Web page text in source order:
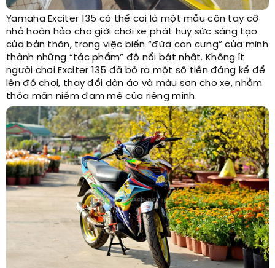
Yamaha Exciter 135 có thể coi là một mẫu côn tay cỡ
nhỏ hoàn hảo cho giới chơi xe phát huy sức sáng tạo
của bản thân, trong việc biến “đứa con cưng” của mình
thành những “tác phẩm” độ nổi bật nhất. Không ít
người chơi Exciter 135 đã bỏ ra một số tiền đáng kể để
lên đồ chơi, thay đổi dàn áo và màu sơn cho xe, nhằm
thỏa mãn niềm đam mê của riêng mình.